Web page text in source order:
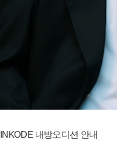
INKODE 내방오디션 안내